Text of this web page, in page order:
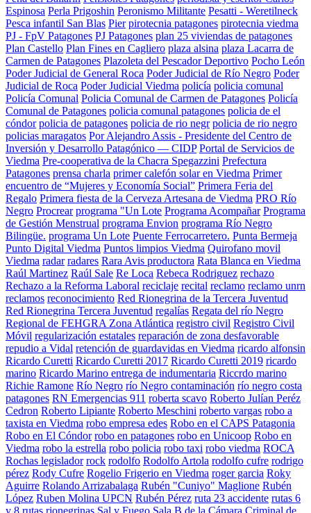
Espinosa Perla Prigoshin Peronismo Militante Pesatti - Weretilneck
Pesca infantil San Blas Pier pirotecnia patagones pirotecnia viedma
PJ - FpV Patagones PJ Patagones plan 25 viviendas de patagones
Plan Castello Plan Fines en Cagliero plaza alsina plaza Lacarra de
Carmen de Patagones Plazoleta del Pescador Deportivo Pocho León
Poder Judicial de General Roca Poder Judicial de Río Negro Poder
Judicial de Roca Poder Judicial Viedma policía policia comunal
Policía Comunal Policia Comunal de Carmen de Patagones Policía
Comunal de Patagones policia comunal patagones policia de el
cóndor policia de patagones policia de rio negr policia de rio negro
policias maragatos Por Alejandro Assis - Presidente del Centro de
Inversión y Desarrollo Patagónico — CIDP Portal de Servicios de
Viedma Pre-cooperativa de la Chacra Spegazzini Prefectura
Patagones prensa charla primer calefón solar en Viedma Primer
encuentro de “Mujeres y Economía Social” Primera Feria del
Regalo Primera fiesta de la Cerveza Artesana de Viedma PRO Río
Negro Procrear programa "Un Lote Programa Acompañar Programa
de Gestión Menstrual programa Envion programa Río Negro
Bilingüe. programa Un Lote Puente Ferrocarretero. Punta Bermeja
Punto Digital Viedma Puntos limpios Viedma Quirofano movil
Viedma radar radares Rara Avis productora Rata Blanca en Viedma
Raúl Martinez Raúl Sale Re Loca Rebeca Rodriguez rechazo
Rechazo a la Reforma Laboral reciclaje recital reclamo reclamo unrn
reclamos reconocimiento Red Rionegrina de la Tercera Juventud
Red Rionegrina Tercera Juventud regalías Regata del río Negro
Regional de FEHGRA Zona Atlántica registro civil Registro Civil
Móvil regularización estatales reparación de zona desfavorable
repudio a Vidal retención de guardavidas en Viedma ricardo alfonsin
Ricardo Curetti Ricardo Curetti 2017 Ricardo Curetti 2019 ricardo
marino Ricardo Marino entrega de indumentaria Riccrdo marino
Richie Ramone Río Negro río Negro contaminación río negro costa
patagones RN Emergencias 911 roberta scavo Roberto Julían Peréz
Cedron Roberto Lipiante Roberto Meschini roberto vargas robo a
taxista en Viedma robo empresa edes Robo en el CAPS Patagonia
Robo en El Cóndor robo en patagones robo en Unicoop Robo en
Viedma robo la estrella robo policia robo taxi robo viedma ROCA
Rochas legislador rock rodolfo Rodolfo Artola rodolfo cufre rodrigo
pérez Rody Cufre Rogelio Frigerio en Viedma roger garcia Roky
Aguirre Rolando Arrizabalaga Rubén "Cuniyo" Maglione Rubén
López Ruben Molina UPCN Rubén Pérez ruta 23 accidente rutas 6
y 8 rutas rionegrinas Sal y Fuego Sala B de la Cámara Criminal de